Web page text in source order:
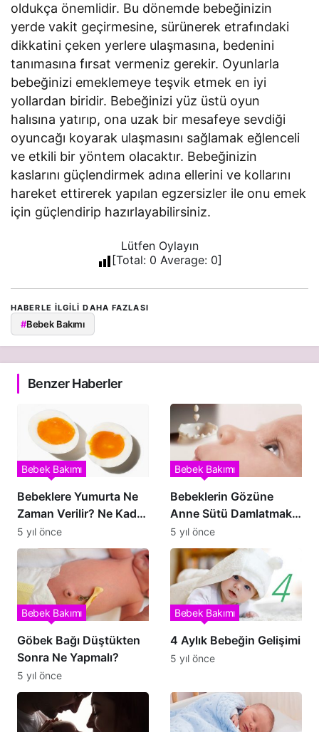
oldukça önemlidir. Bu dönemde bebeğinizin
yerde vakit geçirmesine, sürünerek etrafındaki
dikkatini çeken yerlere ulaşmasına, bedenini
tanımasına fırsat vermeniz gerekir. Oyunlarla
bebeğinizi emeklemeye teşvik etmek en iyi
yollardan biridir. Bebeğinizi yüz üstü oyun
halısına yatırıp, ona uzak bir mesafeye sevdiği
oyuncağı koyarak ulaşmasını sağlamak eğlenceli
ve etkili bir yöntem olacaktır. Bebeğinizin
kaslarını güçlendirmek adına ellerini ve kollarını
hareket ettirerek yapılan egzersizler ile onu emek
için güçlendirip hazırlayabilirsiniz.
Lütfen Oylayın
[Total: 0 Average: 0]
HABERLE ILGILI DAHA FAZLASI
#Bebek Bakımı
Benzer Haberler
Bebeklere Yumurta Ne
Zaman Verilir? Ne Kadar
Verilmelidir?
Bebek Bakımı
5 yıl önce
Bebeklerin Gözüne
Anne Sütü Damlatmak
Doğru mu?
Bebek Bakımı
5 yıl önce
Göbek Bağı Düştükten
Sonra Ne Yapmalı?
Bebek Bakımı
5 yıl önce
4 Aylık Bebeğin Gelişimi
Bebek Bakımı
5 yıl önce